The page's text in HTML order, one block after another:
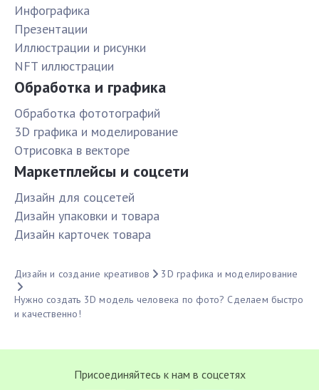
Инфографика
Презентации
Иллюстрации и рисунки
NFT иллюстрации
Обработка и графика
Обработка фототографий
3D графика и моделирование
Отрисовка в векторе
Маркетплейсы и соцсети
Дизайн для соцсетей
Дизайн упаковки и товара
Дизайн карточек товара
Дизайн и создание креативов
3D графика и моделирование
Нужно создать 3D модель человека по фото? Сделаем быстро
и качественно!
Присоединяйтесь к нам в соцсетях